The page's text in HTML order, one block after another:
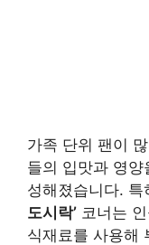
가족 단위 팬이
들의 입맛과 영
성해졌습니다.
도시락’ 코너는
식재료를 사용해